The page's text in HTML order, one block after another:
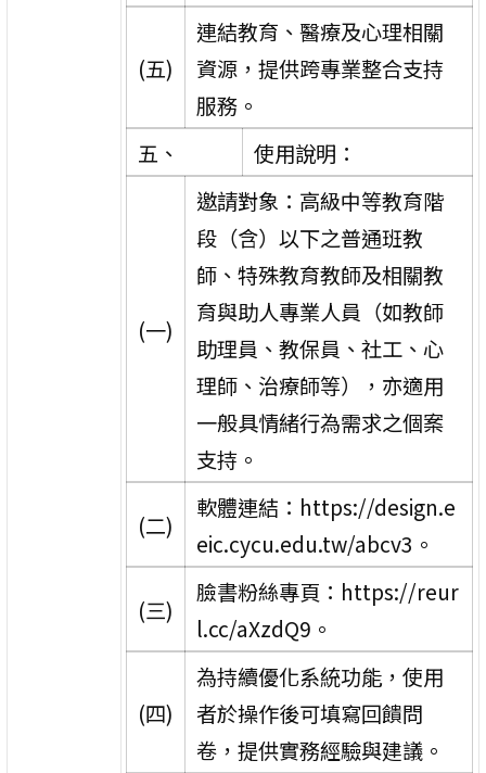
(五)
連結教育、醫療及心理相關
資源，提供跨專業整合支持
服務。
五、
使用說明：
(一)
邀請對象：高級中等教育階
段（含）以下之普通班教
師、特殊教育教師及相關教
育與助人專業人員（如教師
助理員、教保員、社工、心
理師、治療師等），亦適用
一般具情緒行為需求之個案
支持。
(二)
軟體連結：https://design.e
eic.cycu.edu.tw/abcv3。
(三)
臉書粉絲專頁：https://reur
l.cc/aXzdQ9。
(四)
為持續優化系統功能，使用
者於操作後可填寫回饋問
卷，提供實務經驗與建議。